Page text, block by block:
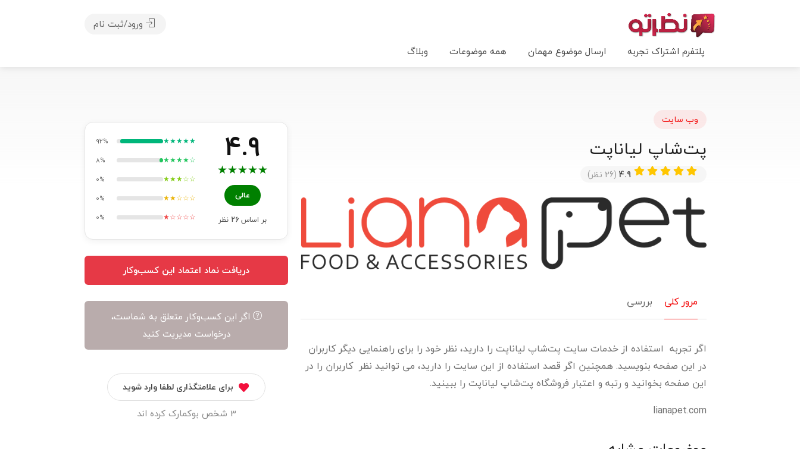
پلتفرم اشتراک تجربه ارسال موضوع مهمان همه موضوعات وبلاگ
ورود/ثبت نام
وب سایت
پت‌شاپ لیاناپت
4.9 (26 نظر)
مرور کلی بررسی
اگر تجربه استفاده از خدمات سایت پت‌شاپ لیاناپت را دارید، نظر خود را برای راهنمایی دیگر کاربران
در این صفحه بنویسید. همچنین اگر قصد استفاده از این سایت را دارید، می توانید نظر کاربران را در
این صفحه بخوانید و رتبه و اعتبار فروشگاه پت‌شاپ لیاناپت را ببینید.
lianapet.com
4.9
★
★
★
★
★
عالی
بر اساس26 نظر
★★★★★
92%
★★★★☆
8%
★★★☆☆
0%
★★☆☆☆
0%
★☆☆☆☆
0%
دریافت نماد اعتماد این کسب‌وکار
اگر این کسب‌وکار متعلق به شماست،
درخواست مدیریت کنید
برای علامتگذاری لطفا وارد شوید
3 شخص بوکمارک کرده اند